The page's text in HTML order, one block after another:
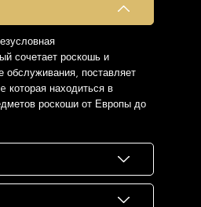
сочетает роскошь и
обслуживания, поставляет
которая находиться в
роскоши от Европы до